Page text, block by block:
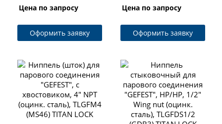
Цена по запросу
Оформить заявку
Цена по запросу
Оформить заявку